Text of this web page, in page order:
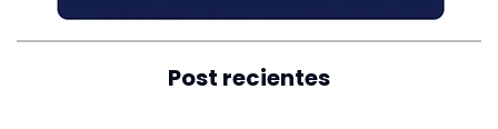
Post recientes